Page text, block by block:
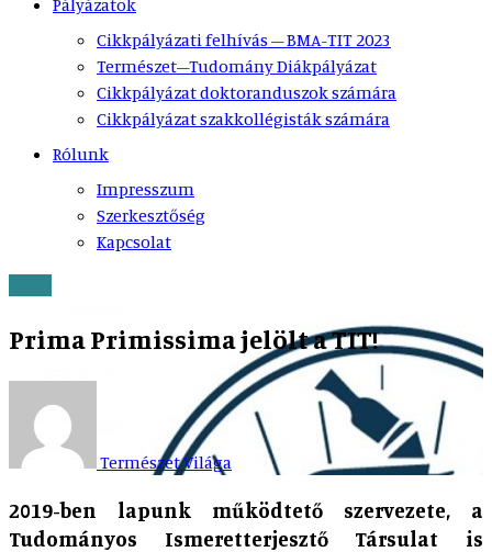
Pályázatok
Cikkpályázati felhívás – BMA-TIT 2023
Természet–Tudomány Diákpályázat
Cikkpályázat doktoranduszok számára
Cikkpályázat szakkollégisták számára
Rólunk
Impresszum
Szerkesztőség
Kapcsolat
Prima Primissima jelölt a TIT!
Természet Világa
2019-ben lapunk működtető szervezete, a
Tudományos Ismeretterjesztő Társulat is